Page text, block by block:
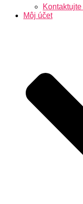
Môj účet